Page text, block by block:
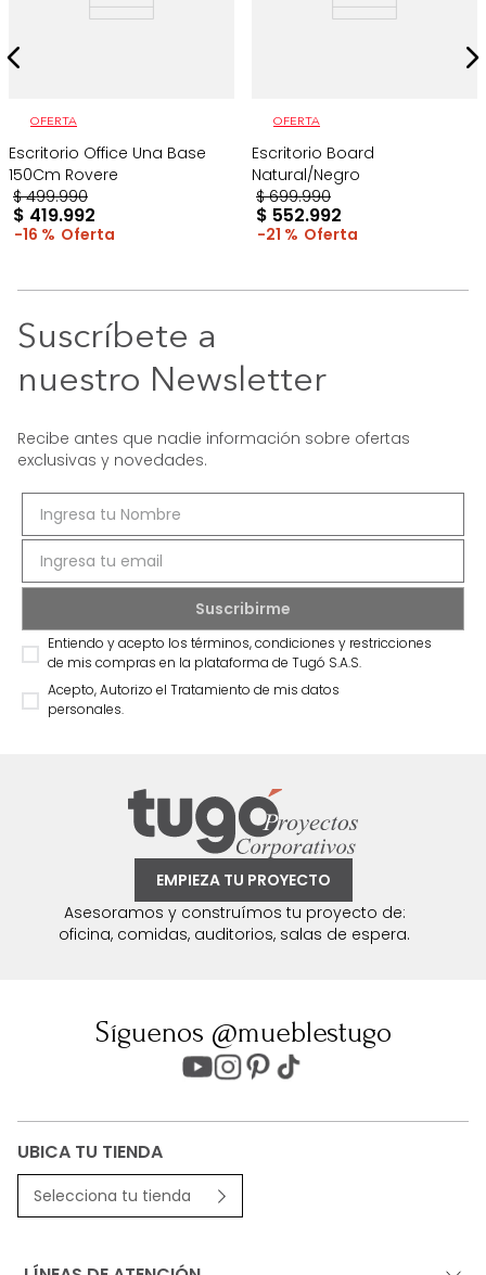
OFERTA
Escritorio Office Una Base
150Cm Rovere
$ 499.990
$ 419.992
16 %
OFERTA
Escritorio Board
Natural/Negro
$ 699.990
$ 552.992
21 %
Suscríbete a
nuestro Newsletter
Recibe antes que nadie información sobre ofertas
exclusivas y novedades.
Entiendo y acepto los términos, condiciones y restricciones
de mis compras en la plataforma de Tugó S.A.S.
Acepto, Autorizo el Tratamiento de mis datos
personales.
EMPIEZA TU PROYECTO
Asesoramos y construímos tu proyecto de:
oficina, comidas, auditorios, salas de espera.
Síguenos @mueblestugo
UBICA TU TIENDA
Selecciona tu tienda